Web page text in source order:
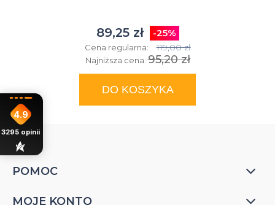
89,25 zł -25%
Cena regularna: 119,00 zł
Najniższa cena:95,20 zł
DO KOSZYKA
POMOC
MOJE KONTO
4.9
3295 opinii